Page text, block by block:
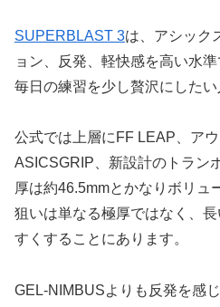
SUPERBLAST 3は、アシック
ョン、反発、軽快感を高い水
毎日の練習を少し贅沢にしたい
公式では上層にFF LEAP、ア
ASICSGRIP、新設計のトラン
厚は約46.5mmとかなりボリュ
狙いは単なる極厚ではなく、
すくすることにあります。
GEL-NIMBUSよりも反発を感